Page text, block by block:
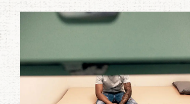
Lees meer over Meegemaakt – De eerste 100